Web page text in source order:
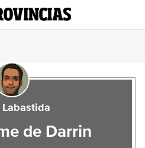
Labastida
de Darrin